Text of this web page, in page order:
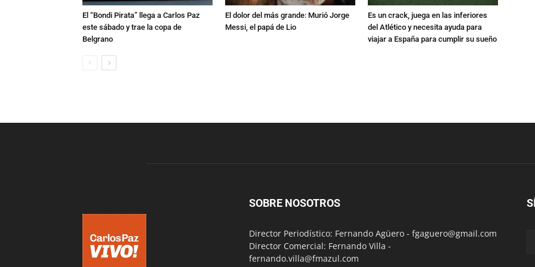
El “Bondi Pirata” llega a Carlos Paz
este sábado y trae la copa de
Belgrano
El dolor del más grande: Murió Jorge
Messi, el papá de Lio
Es un crack, juega en las inferiores
del Atlético y necesita ayuda para
viajar a España para cumplir su sueño
SOBRE NOSOTROS
Director Periodístico: Fernando Agüero - fgaguero@gmail.com
Director Comercial: Fernando Villa -
fernando.villa@fmazul.com